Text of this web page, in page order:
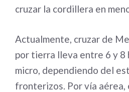
cruzar la cordillera en
Actualmente, cruzar de
por tierra lleva entre 6 y 8
micro, dependiendo del
fronterizos. Por vía